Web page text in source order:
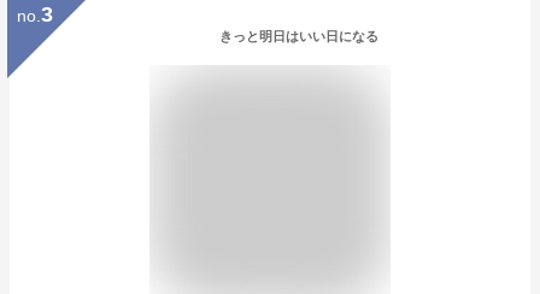
no. 3
きっと明日はいい日になる